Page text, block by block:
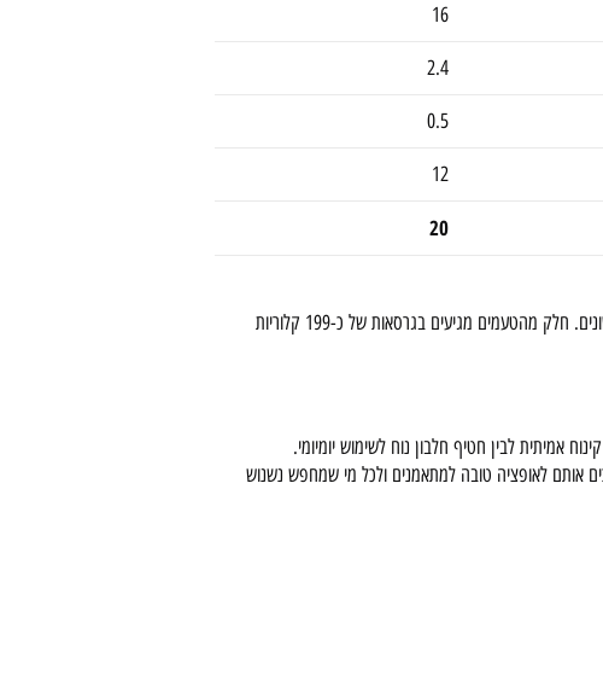
16
2.4
0.5
12
20
* הערכים התזונתיים עשויים להשתנות מעט בין הטעמים השונים. חלק מהטעמים מגיעים בגרסאות של כ-199 קלוריות
אותם לאופציה טובה למתאמנים ולכל מי שמחפש נשנוש